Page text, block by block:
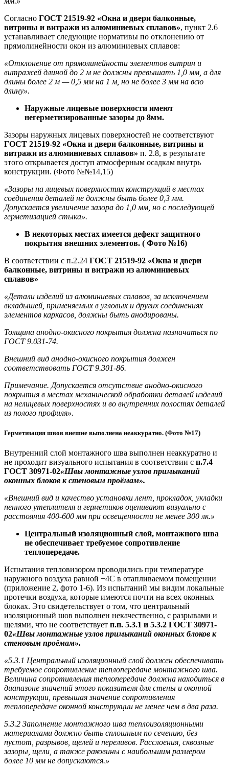
Согласно ГОСТ 21519-92 «Окна и двери балконные,
витрины и витражи из алюминиевых сплавов», пункт 2.6
устанавливает следующие нормативы по отклонению от
прямолинейности окон из алюминиевых сплавов:
«Отклонение от прямолинейности элементов витрин и
витражей длиной до 2 м не должны превышать 1,0 мм, а для
длины более 2 м — 0,5 мм на 1 м, но не более 3 мм на всю
длину».
Наружные лицевые поверхности имеют
негерметизированные зазоры до 8мм.
Зазоры наружных лицевых поверхностей не соответствуют
ГОСТ 21519-92 «Окна и двери балконные, витрины и
витражи из алюминиевых сплавов» п. 2.8, в результате
этого открывается доступ атмосферным осадкам внутрь
конструкции. (Фото №№14,15)
«Зазоры на лицевых поверхностях конструкций в местах
соединения деталей не должны быть более 0,3 мм.
Допускается увеличение зазора до 1,0 мм, но с последующей
герметизацией стыка».
В некоторых местах имеется дефект защитного
покрытия внешних элементов. ( Фото №16)
В соответствии с п.2.24 ГОСТ 21519-92 «Окна и двери
балконные, витрины и витражи из алюминиевых
сплавов»
«Детали изделий из алюминиевых сплавов, за исключением
вкладышей, применяемых в угловых и других соединениях
элементов каркасов, должны быть анодированы.
Толщина анодно-окисного покрытия должна назначаться по
ГОСТ 9.031-74.
Внешний вид анодно-окисного покрытия должен
соответствовать ГОСТ 9.301-86.
Примечание. Допускается отсутствие анодно-окисного
покрытия в местах механической обработки деталей изделий
на нелицевых поверхностях и во внутренних полостях деталей
из полого профиля».
Герметизация швов внешне выполнена неаккуратно. (Фото №17)
Внутренний слой монтажного шва выполнен неаккуратно и
не проходит визуального испытания в соответствии с п.7.4
ГОСТ 30971-02«Швы монтажные узлов примыканий
оконных блоков к стеновым проёмам».
«Внешний вид и качество установки лент, прокладок, укладки
пенного утеплителя и герметиков оценивают визуально с
расстояния 400-600 мм при освещенности не менее 300 лк.»
Центральный изоляционный слой, монтажного шва
не обеспечивает требуемое сопротивление
теплопередаче.
Испытания тепловизором проводились при температуре
наружного воздуха равной +4С в отапливаемом помещении
(приложение 2, фото 1-6). Из испытаний мы видим локальные
протечки воздуха, которые имеются почти на всех оконных
блоках. Это свидетельствует о том, что центральный
изоляционный шов выполнен некачественно, с разрывами и
щелями, что не соответствует п.п. 5.3.1 и 5.3.2 ГОСТ 30971-
02«Швы монтажные узлов примыканий оконных блоков к
стеновым проёмам».
«5.3.1 Центральный изоляционный слой должен обеспечивать
требуемое сопротивление теплопередаче монтажного шва.
Величина сопротивления теплопередаче должна находиться в
диапазоне значений этого показателя для стены и оконной
конструкции, превышая значение сопротивления
теплопередаче оконной конструкции не менее чем в два раза.
5.3.2 Заполнение монтажного шва теплоизоляционными
материалами должно быть сплошным по сечению, без
пустот, разрывов, щелей и переливов. Расслоения, сквозные
зазоры, щели, а также раковины с наибольшим размером
более 10 мм не допускаются.»